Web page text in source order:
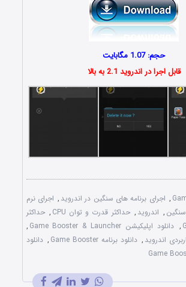
حجم: 1.07 مگابایت
قابل اجرا در اندروید 2.1 به بالا
, اجرای برنامه های سنگین در اندروید , اجرای نرم
, اندروید , حداکثر قدرت و توان CPU , حداکثر
, دانلود اپلیکیشن Game Booster & Launcher
,
اندروید , دانلود برنامه Game Booster , دانلود